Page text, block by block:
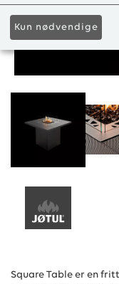
Square Table er en
Kun nødvendige